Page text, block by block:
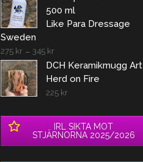
500 ml
Like Para Dressage
Sweden
275 kr– 345 kr
DCH Keramikmugg Art
Herd on Fire
225 kr
IRL SIKTA MOT
STJÄRNORNA 2025/2026